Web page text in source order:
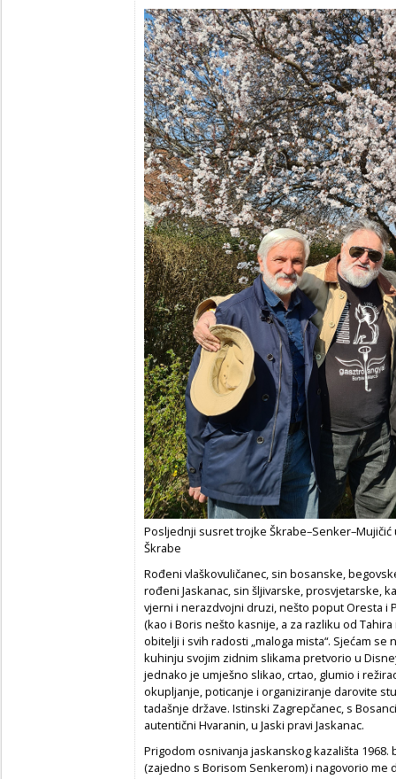
Posljednji susret trojke Škrabe–Senker–Mujičić
Škrabe
Rođeni vlaškovuličanec, sin bosanske,
rođeni Jaskanac, sin šljivarske, prosvjetarske,
vjerni i nerazdvojni druzi, nešto poput Oresta i
(kao i Boris nešto kasnije, a za razliku od
obitelji i svih radosti „maloga mista“. Sjećam
kuhinju svojim zidnim slikama pretvorio u
jednako je umješno slikao, crtao, glumio i
okupljanje, poticanje i organiziranje darovite
tadašnje države. Istinski Zagrepčanec, s
autentični Hvaranin, u Jaski pravi Jaskanac.
Prigodom osnivanja jaskanskog kazališta
(zajedno s Borisom Senkerom) i nagovorio